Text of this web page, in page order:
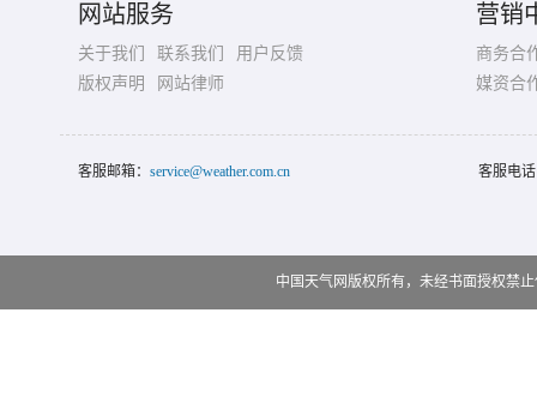
网站服务
关于我们 联系我们
用户反馈
版权声明
网站律师
营销
商务合
媒资合
客服邮箱： service@weather.com.cn 客服电
中国天气网版权所有，未经书面授权